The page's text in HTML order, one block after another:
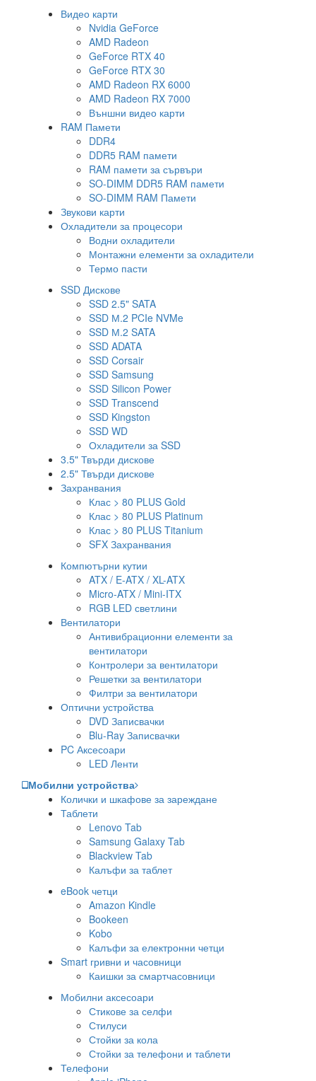
Видео карти
Nvidia GeForce
AMD Radeon
GeForce RTX 40
GeForce RTX 30
AMD Radeon RX 6000
AMD Radeon RX 7000
Външни видео карти
RAM Памети
DDR4
DDR5 RAM памети
RAM памети за сървъри
SO-DIMM DDR5 RAM памети
SO-DIMM RAM Памети
Звукови карти
Охладители за процесори
Водни охладители
Монтажни елементи за охладители
Термо пасти
SSD Дискове
SSD 2.5" SATA
SSD М.2 PCIe NVMe
SSD М.2 SATA
SSD ADATA
SSD Corsair
SSD Samsung
SSD Silicon Power
SSD Transcend
SSD Kingston
SSD WD
Охладители за SSD
3.5" Твърди дискове
2.5" Твърди дискове
Захранвания
Клас > 80 PLUS Gold
Клас > 80 PLUS Platinum
Клас > 80 PLUS Titanium
SFX Захранвания
Компютърни кутии
ATX / E-ATX / XL-ATX
Micro-ATX / Mini-ITX
RGB LED светлини
Вентилатори
Антивибрационни елементи за
вентилатори
Контролери за вентилатори
Решетки за вентилатори
Филтри за вентилатори
Оптични устройства
DVD Записвачки
Blu-Ray Записвачки
PC Аксесоари
LED Ленти
Мобилни устройства
Колички и шкафове за зареждане
Таблети
Lenovo Tab
Samsung Galaxy Tab
Blackview Tab
Калъфи за таблет
eBook четци
Amazon Kindle
Bookeen
Kobo
Калъфи за електронни четци
Smart гривни и часовници
Каишки за смартчасовници
Мобилни аксесоари
Стикове за селфи
Стилуси
Стойки за кола
Стойки за телефони и таблети
Телефони